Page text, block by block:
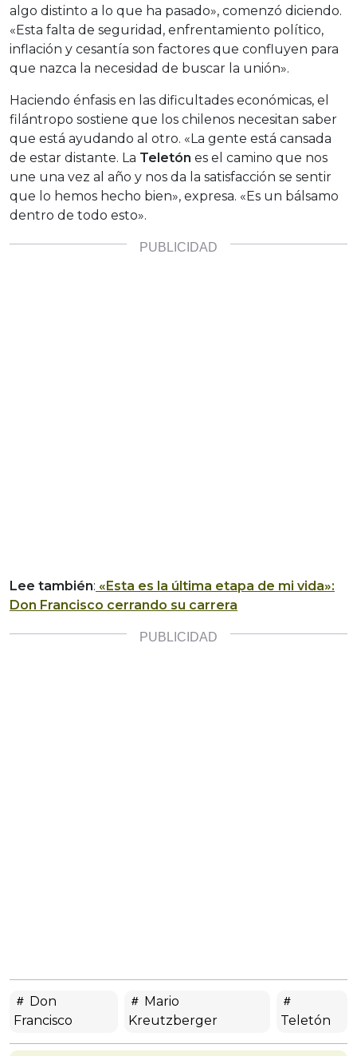
algo distinto a lo que ha pasado», comenzó diciendo.
«Esta falta de seguridad, enfrentamiento político,
inflación y cesantía son factores que confluyen para
que nazca la necesidad de buscar la unión».
Haciendo énfasis en las dificultades económicas, el
filántropo sostiene que los chilenos necesitan saber
que está ayudando al otro. «La gente está cansada
de estar distante. La Teletón es el camino que nos
une una vez al año y nos da la satisfacción se sentir
que lo hemos hecho bien», expresa. «Es un bálsamo
dentro de todo esto».
Lee también: «Esta es la última etapa de mi vida»:
Don Francisco cerrando su carrera
Don
Francisco
Mario
Kreutzberger
Teletón